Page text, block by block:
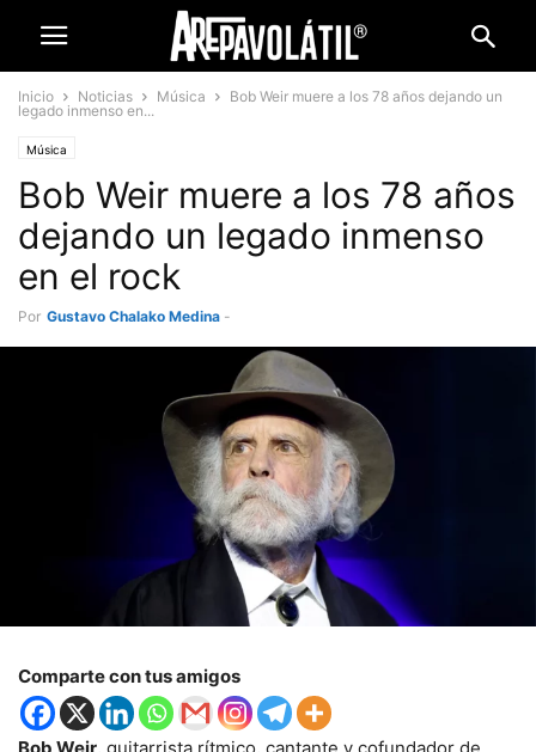
Inicio Noticias Música
Bob Weir muere a los 78 años dejando un
legado inmenso en...
Música
Bob Weir muere a los 78 años
dejando un legado inmenso
en el rock
Por Gustavo Chalako Medina -
Comparte con tus amigos